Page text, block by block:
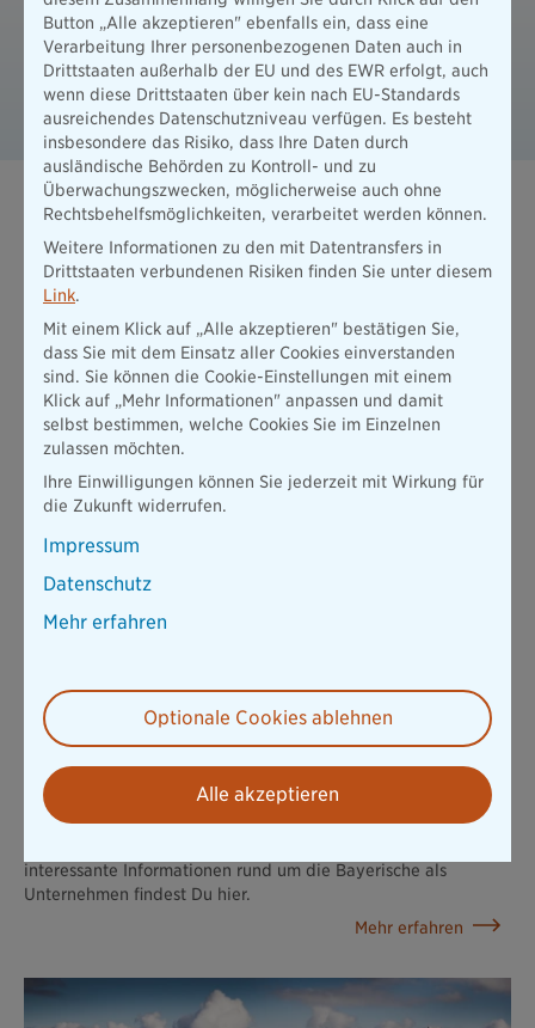
Finde in unserer Stellenbörse den Job, der perfekt zu dir
passt!
Zu unseren offenen
Stellen
Das könnte dich auch interessieren
Vielfalt und Chancengleichheit
Unterschiede bereichern – entdecke unser Engagement für
Die Bayerische als Unternehmen
interessante Informationen rund um die Bayerische als
Unternehmen findest Du hier.
Mehr erfahren
Button „Alle akzeptieren" ebenfalls ein, dass eine
Verarbeitung Ihrer personenbezogenen Daten auch in
Drittstaaten außerhalb der EU und des EWR erfolgt, auch
wenn diese Drittstaaten über kein nach EU-Standards
ausreichendes Datenschutzniveau verfügen. Es besteht
insbesondere das Risiko, dass Ihre Daten durch
ausländische Behörden zu Kontroll- und zu
Überwachungszwecken, möglicherweise auch ohne
Rechtsbehelfsmöglichkeiten, verarbeitet werden können.
Weitere Informationen zu den mit Datentransfers in
Drittstaaten verbundenen Risiken finden Sie unter diesem
Link.
Mit einem Klick auf „Alle akzeptieren" bestätigen Sie,
dass Sie mit dem Einsatz aller Cookies einverstanden
sind. Sie können die Cookie-Einstellungen mit einem
Klick auf „Mehr Informationen" anpassen und damit
selbst bestimmen, welche Cookies Sie im Einzelnen
zulassen möchten.
Ihre Einwilligungen können Sie jederzeit mit Wirkung für
die Zukunft widerrufen.
Impressum
Datenschutz
Mehr erfahren
Optionale Cookies ablehnen
Alle akzeptieren